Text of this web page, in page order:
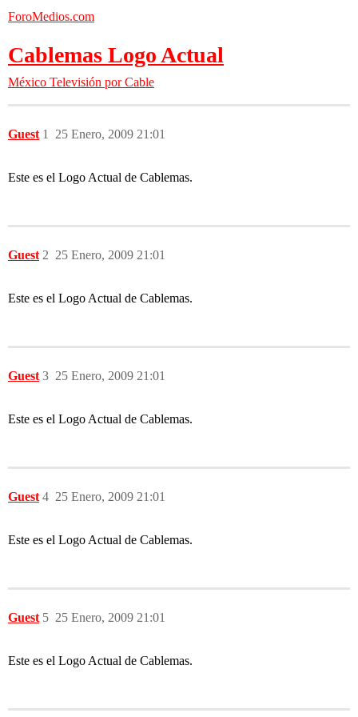
ForoMedios.com
Cablemas Logo Actual
México Televisión por Cable
Guest 25 Enero, 2009 21:01
1
Este es el Logo Actual de Cablemas.
Guest 25 Enero, 2009 21:01
2
Este es el Logo Actual de Cablemas.
Guest 25 Enero, 2009 21:01
3
Este es el Logo Actual de Cablemas.
Guest 25 Enero, 2009 21:01
4
Este es el Logo Actual de Cablemas.
Guest 25 Enero, 2009 21:01
5
Este es el Logo Actual de Cablemas.